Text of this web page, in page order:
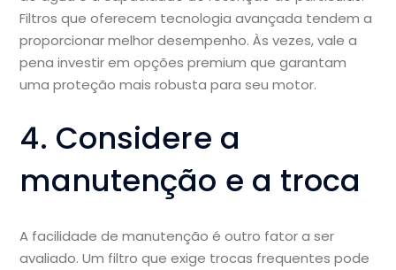
Filtros que oferecem tecnologia avançada tendem a
proporcionar melhor desempenho. Às vezes, vale a
pena investir em opções premium que garantam
uma proteção mais robusta para seu motor.
4. Considere a
manutenção e a troca
A facilidade de manutenção é outro fator a ser
avaliado. Um filtro que exige trocas frequentes pode